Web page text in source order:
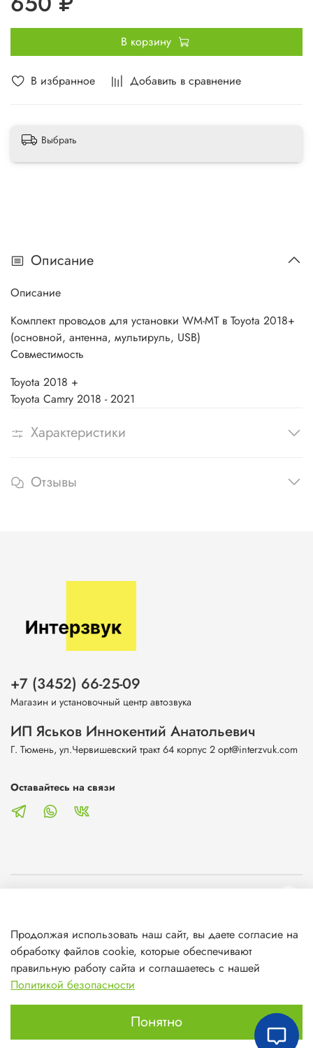
В избранное Добавить в сравнение
В корзину
Выбрать
Описание
Описание
Комплект проводов для установки WM-MT в Toyota 2018+
(основной, антенна, мультируль, USB)
Совместимость
Toyota 2018 +
Toyota Camry 2018 - 2021
Характеристики
Отзывы
Клиентам
Информация
+7 (3452) 66-25-09
Магазин и установочный центр автозвука
ИП Яськов Иннокентий Анатольевич
Г. Тюмень, ул.Червишевский тракт 64 корпус 2 opt@interzvuk.com
Оставайтесь на связи
Продолжая использовать наш сайт, вы даете согласие на
обработку файлов cookie, которые обеспечивают
правильную работу сайта и соглашаетесь с нашей
Политикой безопасности
Понятно